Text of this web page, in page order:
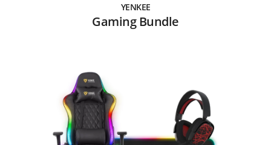
YENKEE
Gaming Bundle